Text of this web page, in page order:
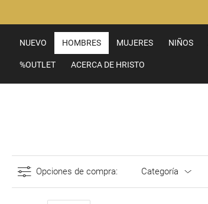
al
contenido
NUEVO HOMBRES MUJERES NIÑOS
%OUTLET ACERCA DE HRISTO
Opciones de compra Categoría